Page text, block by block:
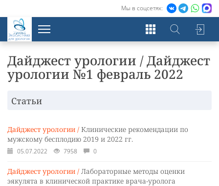
Мы в соцсетях:
Экосистема
для урологов
Дайджест урологии / Дайджест
урологии №1 февраль 2022
Статьи
Дайджест урологии / Клинические рекомендации по
мужскому бесплодию 2019 и 2022 гг.
05.07.2022 7958 0
Дайджест урологии / Лабораторные методы оценки
эякулята в клинической практике врача-уролога